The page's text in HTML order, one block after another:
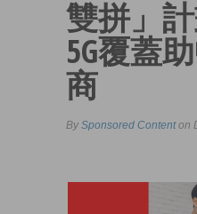
雙拼」
5G覆蓋
商
By Sponsored Contenton